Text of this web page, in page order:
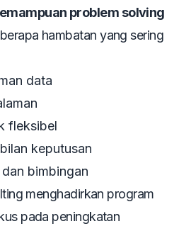
problem solving
hambatan yang sering
data
fleksibel
keputusan
bimbingan
menghadirkan program
pada peningkatan